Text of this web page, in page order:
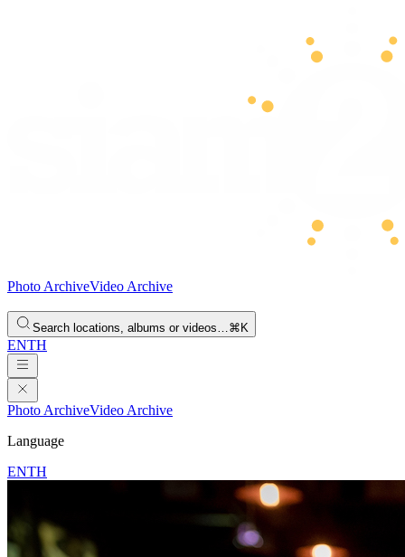
Photo ArchiveVideo Archive
Search locations, albums or videos…⌘K
ENTH
Photo ArchiveVideo Archive
Language
ENTH